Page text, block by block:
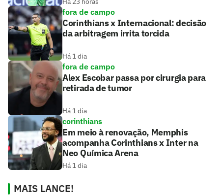
fora de campo
Corinthians x Internacional: decisão
da arbitragem irrita torcida
Há 1 dia
fora de campo
Alex Escobar passa por cirurgia para
retirada de tumor
Há 1 dia
corinthians
Em meio à renovação, Memphis
acompanha Corinthians x Inter na
Neo Química Arena
Há 1 dia
MAIS LANCE!